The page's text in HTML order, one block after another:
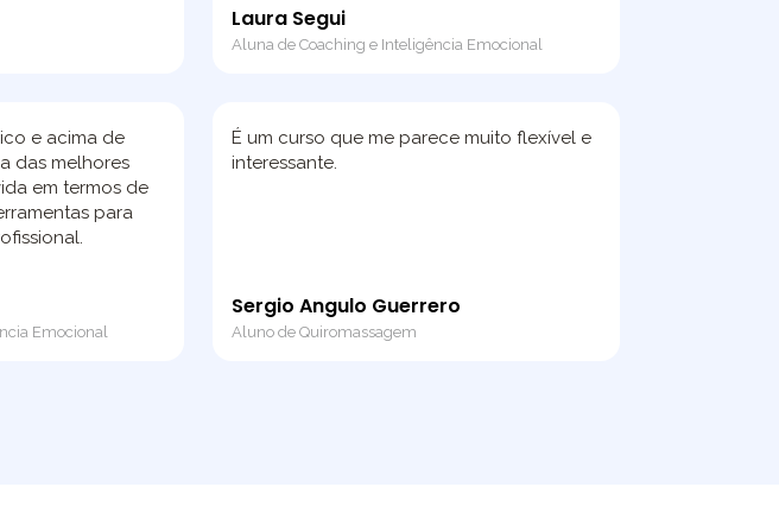
Laura Segui
Aluna de Coaching e Inteligência Emocional
e acima de
das melhores
em termos de
para
Emocional
É um curso que me parece muito flexível e
interessante.
Sergio Angulo Guerrero
Aluno de Quiromassagem